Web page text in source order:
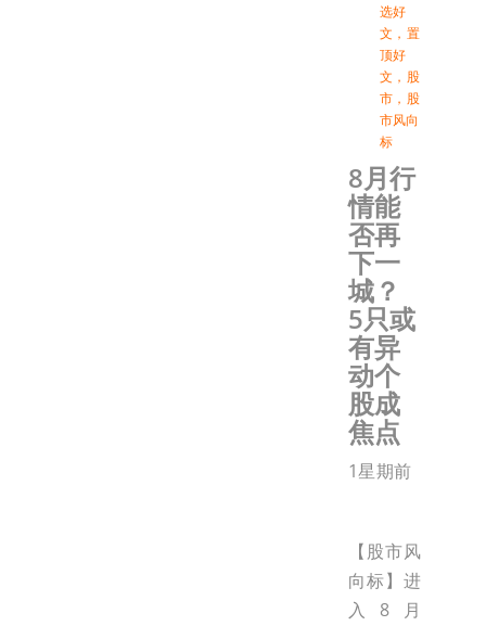
选好
文 ， 置
顶好
文 ， 股
市 ， 股
市风向
标
8月行
情能
否再
下一
城？
5只或
有异
动个
股成
焦点
1星期前
【股市风
向标】进
入8月